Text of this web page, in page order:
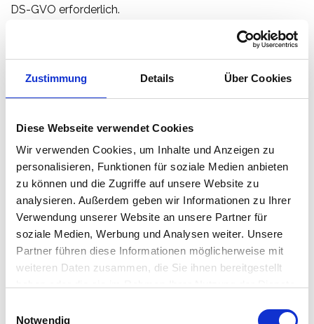
Zustimmung Details Über Cookies
Diese Webseite verwendet Cookies
Wir verwenden Cookies, um Inhalte und Anzeigen zu
personalisieren, Funktionen für soziale Medien anbieten
zu können und die Zugriffe auf unsere Website zu
analysieren. Außerdem geben wir Informationen zu Ihrer
Verwendung unserer Website an unsere Partner für
soziale Medien, Werbung und Analysen weiter. Unsere
Partner führen diese Informationen möglicherweise mit
weiteren Daten zusammen, die Sie ihnen bereitgestellt
Notwendig
DS-GVO erforderlich.
Die betroffene Person, also Sie, können die Setzung von
Cookies durch unsere Internetseite jederzeit mittels einer
entsprechenden Einstellung des jeweils genutzten
gesetzte Cookies jederzeit über einen Internetbrowser
oder andere Softwareprogramme gelöscht werden. Dies
ist in allen gängigen Internetbrowsern möglich.
Deaktiviert die betroffene Person die Setzung von
Cookies in dem genutzten Internetbrowser, sind unter
Umständen nicht alle Funktionen unserer Internetseite
vollumfänglich nutzbar.
4 Umfang und Zweck der Erfassung von
allgemeinen Daten und Informationen und deren